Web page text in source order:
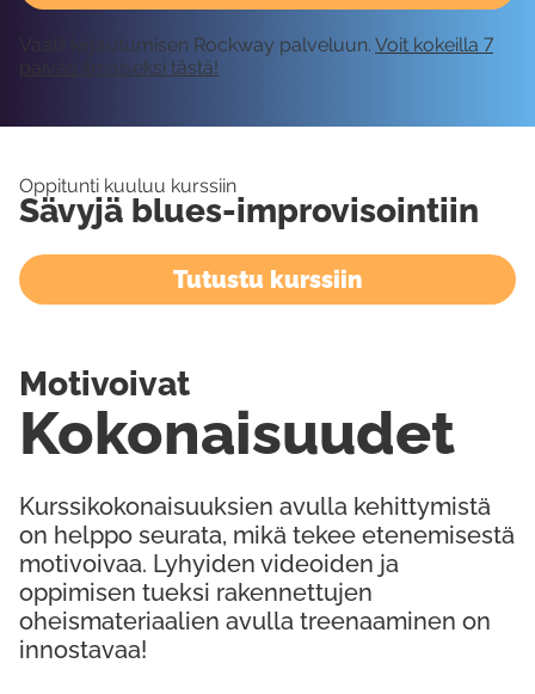
Vaatii kirjautumisen Rockway palveluun. Voit kokeilla 7
päivää ilmaiseksi tästä!
Oppitunti kuuluu kurssiin
Sävyjä blues-improvisointiin
Tutustu kurssiin
Kurssikokonaisuuksien avulla kehittymistä
on helppo seurata, mikä tekee etenemisestä
motivoivaa. Lyhyiden videoiden ja
oppimisen tueksi rakennettujen
oheismateriaalien avulla treenaaminen on
innostavaa!
Kokonaisuudet
Motivoivat